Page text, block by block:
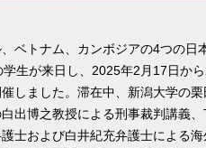
ベトナム、カンボジアの4つの日
生が来日し、2025年2月17日か
しました。滞在中、新潟大学の
出博之教授による刑事裁判講義
士および白井紀充弁護士による